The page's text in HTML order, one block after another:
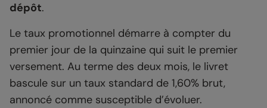
dépôt.
Le taux promotionnel démarre à compter du
premier jour de la quinzaine qui suit le premier
versement. Au terme des deux mois, le livret
bascule sur un taux standard de 1,60% brut,
annoncé comme susceptible d’évoluer.